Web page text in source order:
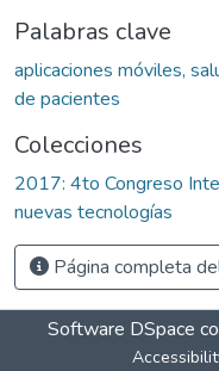
Palabras clave
aplicaciones móviles,
de pacientes
Colecciones
2017: 4to Congreso
nuevas tecnologías
Página completa
Software DSpace